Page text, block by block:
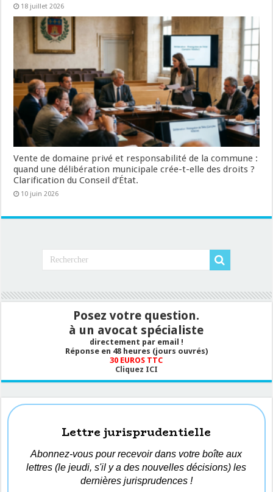
18 juillet 2026
Vente de domaine privé et responsabilité de la commune :
quand une délibération municipale crée-t-elle des droits ?
Clarification du Conseil d’État.
10 juin 2026
Posez votre question.
à un avocat spécialiste
directement par email !
Réponse en 48 heures (jours ouvrés)
30 EUROS TTC
Cliquez ICI
Lettre jurisprudentielle
Abonnez-vous pour recevoir dans votre boîte aux
lettres (le jeudi, s'il y a des nouvelles décisions) les
dernières jurisprudences !